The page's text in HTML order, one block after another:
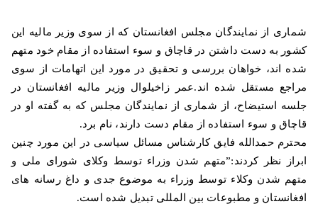
شماری از نمایندگان مجلس افغانستان که از سوی وزیر مالیه این
کشور به دست داشتن در قاچاق و سوء استفاده از مقام خود متهم
شده اند، خواهان بررسی و تحقیق در مورد این اتهامات از سوی
مراجع مستقل شده اند.عمر زاخیلوال وزیر مالیه افغانستان در
جلسه استیضاح، از شماری از نمایندگان مجلس که به گفته او در
قاچاق و سوء استفاده از مقام دست دارند، نام برد.
محترم حمدالله فایق كارشناس مسائل سیاسی در این مورد چنین
ابراز نظر كردند:”متهم شدن وزراء توسط وکلای شورای ملی و
متهم شدن وکلاء توسط وزراء به موضوع جدی و داغ رسانه های
افغانستان و مطبوعات بین المللی تبدیل شده است.